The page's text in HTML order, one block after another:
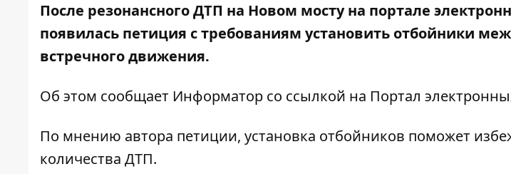
После резонансного ДТП на Новом мостуна портале
появилась петиция с требованиям установить отбойники
встречного движения.
Об этом сообщает Информатор со ссылкой на Портал
По мнению автора петиции, установка отбойников поможет
количества ДТП.